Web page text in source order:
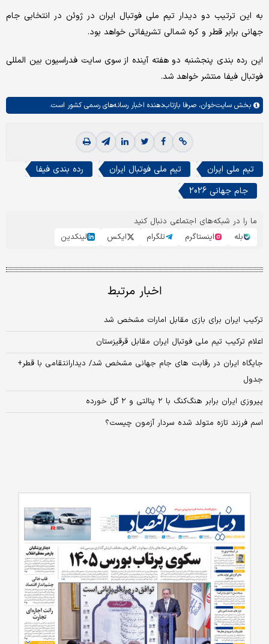
به این ترتیب دو دیدار تیم ملی فوتبال ایران در ژوئن در انتخابی جام
جهانی برابر قطر و کره شمالی تشریفاتی خواهد بود.
این رده بندی پنجشنبه دو هفته آینده از سوی سایت فدراسیون بین المللی
فوتبال فیفا منتشر خواهد شد.
بخش سایت‌خوان، صرفا بازتاب‌دهنده اخبار رسانه‌های رسمی کشور است.
تیم ملی ایران تیم ملی فوتبال ایران
رده بندی فیفا
جام جهانی 2026
ما را در شبکه‌های اجتماعی دنبال کنید
بله
اینستاگرم تلگرام ایکس لینکدین
اخبار مرتبط
ترکیب ایران برای بازی مقابل امارات مشخص شد
اعلام ترکیب تیم ملی فوتبال ایران مقابل قرقیزستان
جایگاه ایران در رقابت های جام جهانی مشخص شد/ دیدارانتقامی با قطر+
جدول
پیروزی ایران برابر هنگ‌کنگ با ۲ پنالتی و ۲ گل خورده
اسم فرزند تازه متولد شده سردار آزمون چیست؟